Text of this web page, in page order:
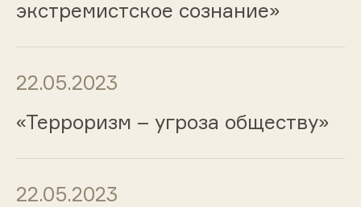
экстремистское сознание»
22.05.2023
«Терроризм – угроза обществу»
22.05.2023